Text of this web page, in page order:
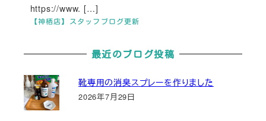
【神栖店】スタッフブログ更新
https://www. […]
最近のブログ投稿
靴専用の消臭スプレーを作りました
2026年7月29日